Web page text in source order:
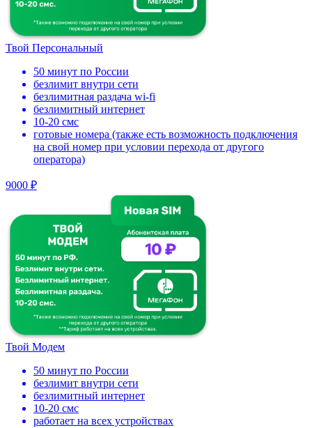
Твой Персональный
50 минут по России
безлимит внутри сети
безлимитная раздача wi-fi
безлимитный интернет
10-20 смс
готовые номера (также есть возможность подключения
на свой номер при условии перехода от другого
оператора)
9000 ₽
Твой Модем
50 минут по России
безлимит внутри сети
безлимитный интернет
10-20 смс
работает на всех устройствах